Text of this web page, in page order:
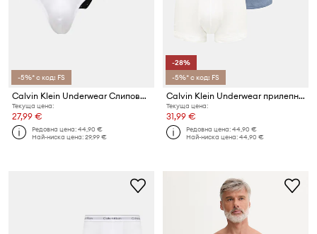
-5%* с код: FS
Calvin Klein Underwear Слипове мъжки от памук с еластан 3 броя
Текуща цена:
27,99 €
Редовна цена:44,90 €
Най-ниска цена:29,99 €
-28%
-5%* с код: FS
Calvin Klein Underwear прилепнали боксерки мъжки 3 броя
Текуща цена:
31,99 €
Редовна цена:44,90 €
Най-ниска цена:44,90 €